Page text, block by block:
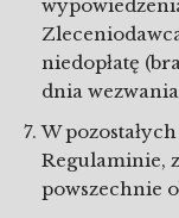
niedopłatę
dnia
W
Regulaminie,
powszechnie